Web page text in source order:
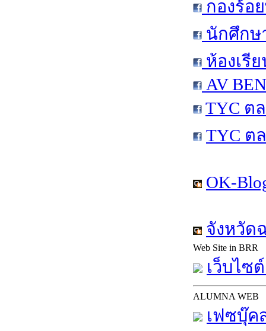
กองร้อ
นักศึกษ
ห้องเรี
AV
TYC ต
TYC ต
OK-
จังหวัด
Web Site in BRR
เว็บไซ
ALUMNA WEB
เฟซบุ๊ค